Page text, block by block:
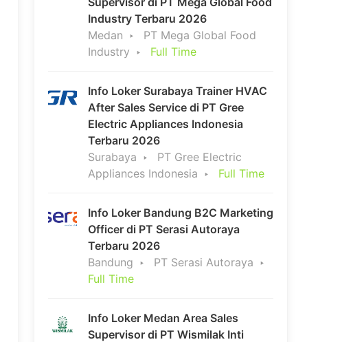
Industry Terbaru 2026
Medan
PT Mega Global Food
Industry
Full Time
Info Loker Surabaya Trainer HVAC
After Sales Service di PT Gree
Electric Appliances Indonesia
Terbaru 2026
Surabaya
PT Gree Electric
Appliances Indonesia
Full Time
Info Loker Bandung B2C Marketing
Officer di PT Serasi Autoraya
Terbaru 2026
Bandung
PT Serasi Autoraya
Full Time
Info Loker Medan Area Sales
Supervisor di PT Wismilak Inti